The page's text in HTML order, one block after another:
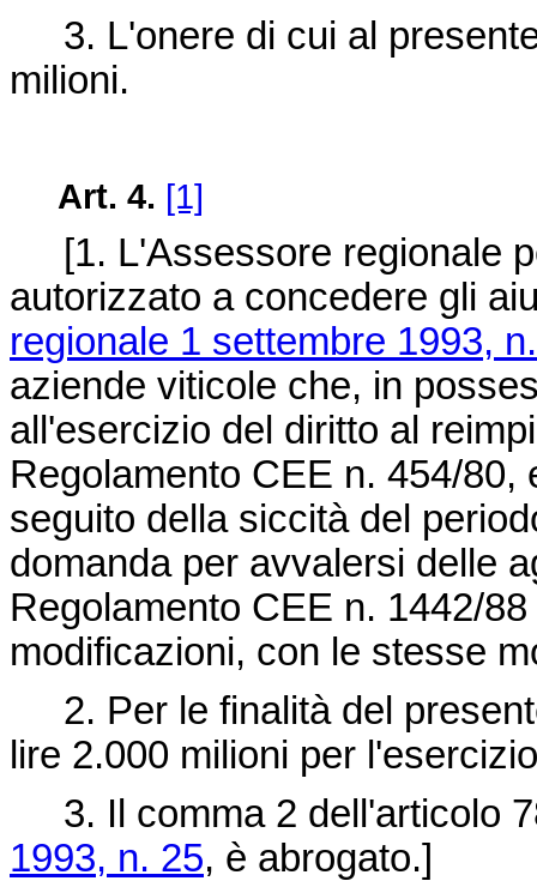
3. L'onere di cui al
milioni.
Art. 4. [1]
[1. L'Assessore regionale
autorizzato a concedere gli
regionale 1 settembre 1993,
aziende viticole che, in
all'esercizio del diritto al
Regolamento CEE n. 454/
seguito della siccità del
domanda per avvalersi delle
Regolamento CEE n. 1442/
modificazioni, con le stesse
2. Per le finalità del
lire 2.000 milioni per
3. Il comma 2 dell'articolo
1993, n. 25, è abrogato.]